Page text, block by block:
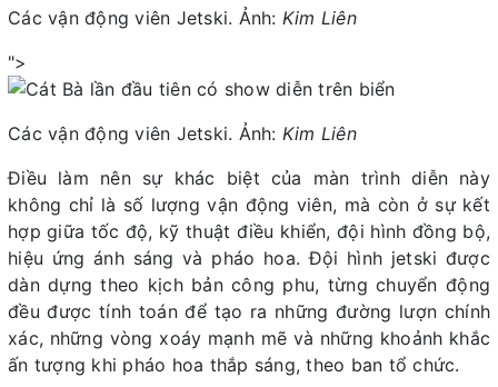
Các vận động viên Jetski. Ảnh: Kim Liên
">
Các vận động viên Jetski. Ảnh: Kim Liên
Điều làm nên sự khác biệt của màn trình diễn này
không chỉ là số lượng vận động viên, mà còn ở sự kết
hợp giữa tốc độ, kỹ thuật điều khiển, đội hình đồng bộ,
hiệu ứng ánh sáng và pháo hoa. Đội hình jetski được
dàn dựng theo kịch bản công phu, từng chuyển động
đều được tính toán để tạo ra những đường lượn chính
xác, những vòng xoáy mạnh mẽ và những khoảnh khắc
ấn tượng khi pháo hoa thắp sáng, theo ban tổ chức.